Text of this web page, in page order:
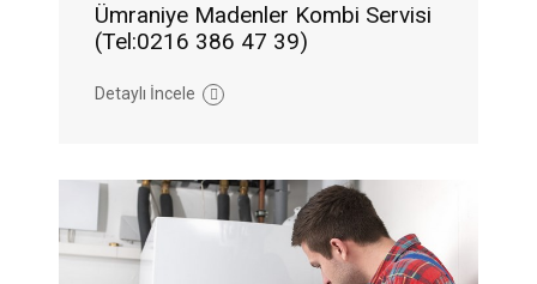
Ümraniye Madenler Kombi Servisi
(Tel:0216 386 47 39)
Detaylı İncele